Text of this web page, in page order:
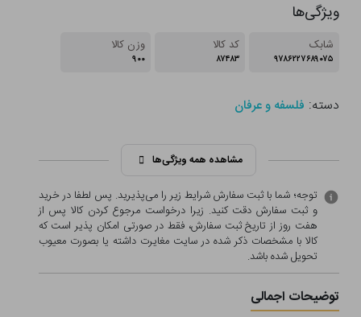
ویژگی‌ها
شابک
۹۷۸۶۲۲۷۶۸۹۰۷۵
کد کالا
۸۷۴۸۳
وزن کالا
۹۰۰
دسته: فلسفه و عرفان
مشاهده همه ویژگی‌ها
توجه؛ شما با ثبت سفارش شرایط زیر را می‌پذیرید. پس لطفا در خرید
و ثبت سفارش دقت کنید. زیرا درخواست مرجوع کردن کالا پس از
هفت روز از تاریخ ثبت سفارش، فقط در صورتی امکان پذیر است که
کالا با مشخصات ذکر شده در سایت مغایرت داشته یا بصورت معيوب
تحویل شده باشد.
توضیحات اجمالی